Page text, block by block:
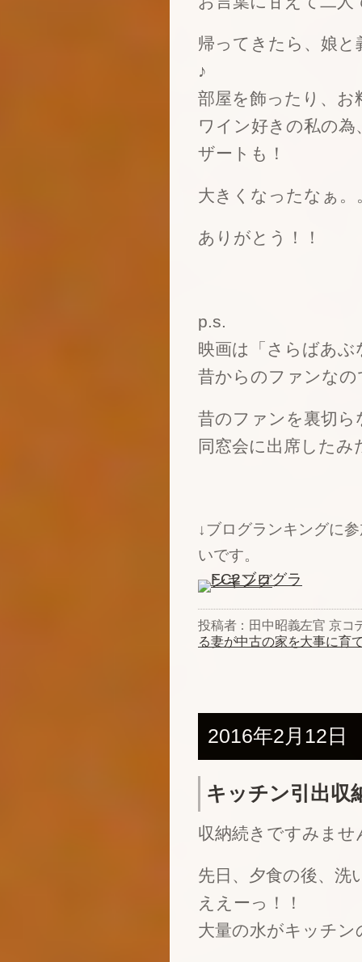
帰ってきたら、娘
♪
部屋を飾ったり、お
ワイン好きの私の
ザートも！
大きくなったなぁ。
ありがとう！！
p.s.
映画は「さらばあ
昔からのファンなの
昔のファンを裏切ら
同窓会に出席した
↓ブログランキングに
いです。
投稿者：田中昭義左官 京コ
る妻が中古の家を大事に育
2016年2月12日
キッチン引出収
収納続きですみませ
先日、夕食の後、洗
ええーっ！！
大量の水がキッチ